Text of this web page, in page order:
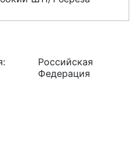
Российская
Федерация